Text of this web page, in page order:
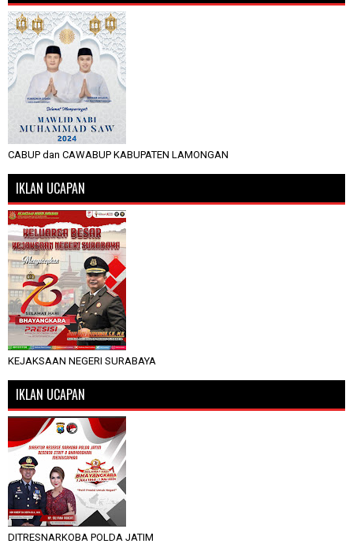
CABUP dan CAWABUP KABUPATEN LAMONGAN
IKLAN UCAPAN
KEJAKSAAN NEGERI SURABAYA
IKLAN UCAPAN
DITRESNARKOBA POLDA JATIM